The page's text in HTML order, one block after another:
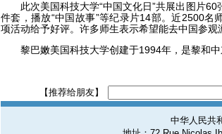
此次美国科技大学“中国文化日”共展出图片60
件套，播放“中国故事”等纪录片14部。近2500名
项活动给予好评。许多师生表示希望能去中国参观
黎巴嫩美国科技大学创建于1994年，是黎和中
【推荐给朋友】
中华人民共